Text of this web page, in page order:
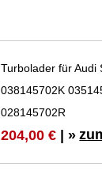
Turbolader für Audi
038145702K
028145702R
204,00 € | »